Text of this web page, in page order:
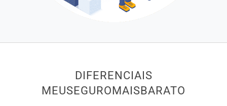
DIFERENCIAIS
MEUSEGUROMAISBARATO